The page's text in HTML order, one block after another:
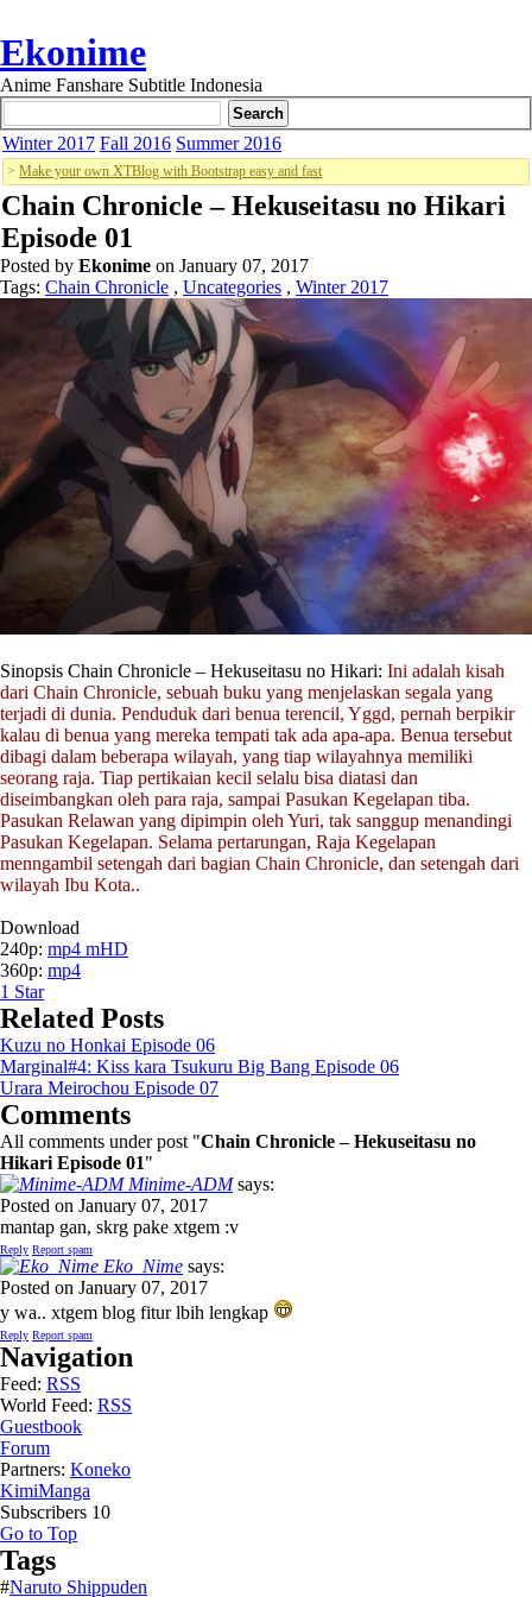
Ekonime
Anime Fanshare Subtitle Indonesia
Winter 2017 Fall 2016 Summer 2016
> Make your own XTBlog with Bootstrap easy and fast
Chain Chronicle – Hekuseitasu no Hikari
Episode 01
Posted by Ekonime on January 07, 2017
Tags: Chain Chronicle , Uncategories , Winter 2017
Sinopsis Chain Chronicle – Hekuseitasu no Hikari: Ini adalah kisah
dari Chain Chronicle, sebuah buku yang menjelaskan segala yang
terjadi di dunia. Penduduk dari benua terencil, Yggd, pernah berpikir
kalau di benua yang mereka tempati tak ada apa-apa. Benua tersebut
dibagi dalam beberapa wilayah, yang tiap wilayahnya memiliki
seorang raja. Tiap pertikaian kecil selalu bisa diatasi dan
diseimbangkan oleh para raja, sampai Pasukan Kegelapan tiba.
Pasukan Relawan yang dipimpin oleh Yuri, tak sanggup menandingi
Pasukan Kegelapan. Selama pertarungan, Raja Kegelapan
menngambil setengah dari bagian Chain Chronicle, dan setengah dari
wilayah Ibu Kota..
Download
240p: mp4 mHD
360p: mp4
1 Star
Related Posts
Kuzu no Honkai Episode 06
Marginal#4: Kiss kara Tsukuru Big Bang Episode 06
Urara Meirochou Episode 07
Comments
All comments under post "Chain Chronicle – Hekuseitasu no
Hikari Episode 01"
Minime-ADM says:
Posted on January 07, 2017
mantap gan, skrg pake xtgem :v
Reply Report spam
Eko_Nime says:
Posted on January 07, 2017
y wa.. xtgem blog fitur lbih lengkap
Reply Report spam
Navigation
Feed: RSS
World Feed: RSS
Guestbook
Forum
Partners: Koneko
KimiManga
Subscribers 10
Go to Top
Tags
#Naruto Shippuden